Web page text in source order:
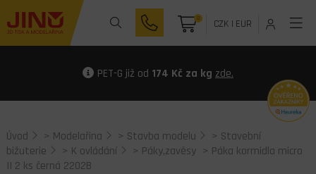
0 CZK| EUR
PET-G již od 174 Kč za kg zde.
Úvod > Modelařina > Stavba modelu > Stavební
bižuterie
> K ovládání > Páky,zavěsy > Páka kormidla micro
II 2 ks černá 2202B